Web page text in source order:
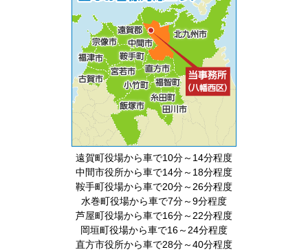
遠賀町役場から車で10分～14分程度
中間市役所から車で14分～18分程度
鞍手町役場から車で20分～26分程度
水巻町役場から車で7分～9分程度
芦屋町役場から車で16分～22分程度
岡垣町役場から車で16～24分程度
直方市役所から車で28分～40分程度